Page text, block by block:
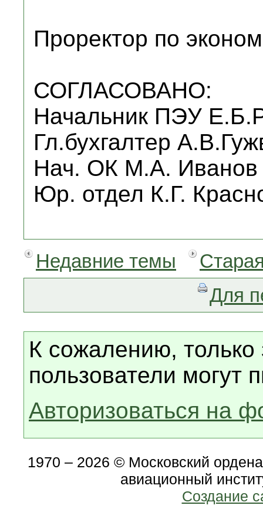
Проректор по
СОГЛАСОВАНО:
Начальник ПЭУ
Гл.бухгалтер
Нач. ОК М.А. Иванов
Юр. отдел К.Г.
Недавние темы
Для
К сожалению, только
пользователи могут
Авторизоваться на
1970 – 2026 © Московский
авиационный
Создание